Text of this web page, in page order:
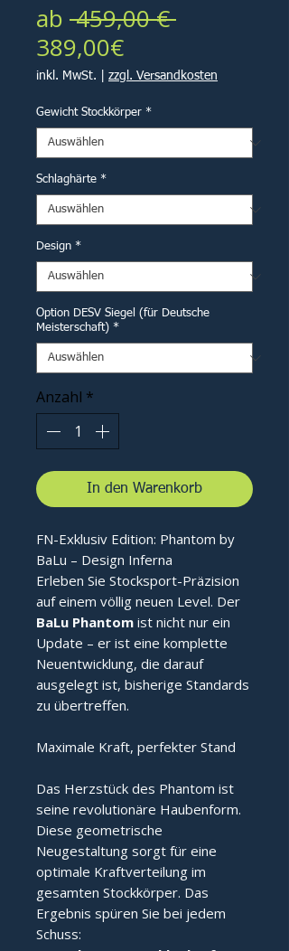
ab 459,00 €
389,00€Sale-
Preis
inkl. MwSt. zzgl. Versandkosten
Gewicht Stockkörper *
Schlaghärte *
Design *
Option DESV Siegel (für Deutsche
Meisterschaft) *
Anzahl *
In den Warenkorb
FN-Exklusiv Edition: Phantom by
BaLu – Design Inferna
Erleben Sie Stocksport-Präzision
auf einem völlig neuen Level. Der
BaLu Phantom ist nicht nur ein
Update – er ist eine komplette
Neuentwicklung, die darauf
ausgelegt ist, bisherige Standards
zu übertreffen.
Maximale Kraft, perfekter Stand
Das Herzstück des Phantom ist
seine revolutionäre Haubenform.
Diese geometrische
Neugestaltung sorgt für eine
optimale Kraftverteilung im
gesamten Stockkörper. Das
Ergebnis spüren Sie bei jedem
Schuss: